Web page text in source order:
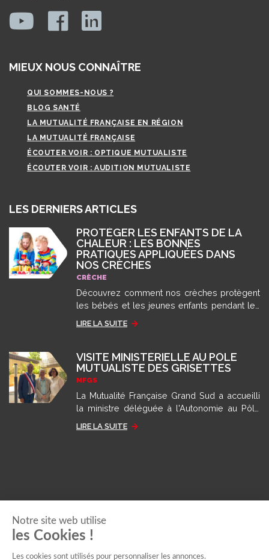
les Cookies !
les annonces.
MIEUX NOUS CONNAÎTRE
QUI SOMMES-NOUS ?
BLOG SANTÉ
LA MUTUALITÉ FRANÇAISE EN RÉGION
LA MUTUALITÉ FRANÇAISE
ÉCOUTER VOIR : OPTIQUE MUTUALISTE
ÉCOUTER VOIR : AUDITION MUTUALISTE
LES DERNIERS ARTICLES
PROTÉGER LES ENFANTS DE LA
CHALEUR : LES BONNES
PRATIQUES APPLIQUÉES DANS
NOS CRÈCHES
CRÈCHE
Découvrez comment nos crèches protègent
les bébés et les jeunes enfants pendant les
grâce aux recommandations des autorités
LIRE LA SUITE
VISITE MINISTÉRIELLE AU PÔLE
MUTUALISTE DES GRISETTES
MFGS
La Mutualité Française Grand Sud a accueilli
la ministre déléguée à l'Autonomie au Pôle
d'accompagnement.
LIRE LA SUITE